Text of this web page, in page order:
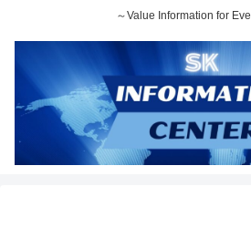
～Value Information for